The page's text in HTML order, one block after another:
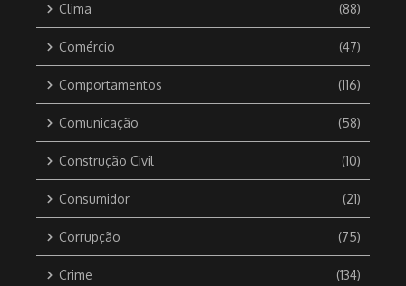
Clima (88)
Comércio (47)
Comportamentos (116)
Comunicação (58)
Construção Civil (10)
Consumidor (21)
Corrupção (75)
Crime (134)